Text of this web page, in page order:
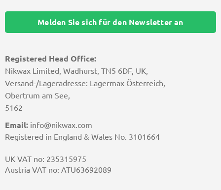
Registered Head Office:
Nikwax Limited, Wadhurst, TN5 6DF, UK,
Versand-/Lageradresse: Lagermax Österreich,
Obertrum am See,
5162
Email: info@nikwax.com
Registered in England & Wales No. 3101664
UK VAT no: 235315975
Austria VAT no: ATU63692089
Melden Sie sich für den Newsletter an